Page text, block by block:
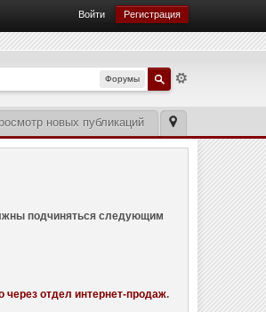
Войти Регистрация
Форумы
новых публикаций
подчиняться следующим
через отдел интернет-продаж.